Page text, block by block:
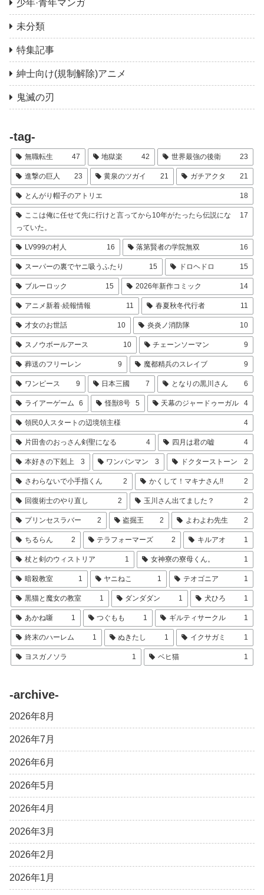
少年·青年マンガ
未分類
特集記事
紳士向け(規制解除)アニメ
鬼滅の刃
-tag-
無職転生 47 地獄楽 42 世界最強の後衛 23
進撃の巨人 23 黄泉のツガイ 21 ガチアクタ 21
とんがり帽子のアトリエ 18
ここは俺に任せて先に行けと言ってから10年がたったら伝説にな
っていた。
17
LV999の村人 16 落第賢者の学院無双 16
スーパーの裏でヤニ吸うふたり 15 ドロヘドロ 15
ブルーロック 15 2026年新作コミック 14
アニメ新着·続報情報 11 春夏秋冬代行者 11
才女のお世話 10 炎炎ノ消防隊 10
スノウボールアース 10 チェーンソーマン 9
葬送のフリーレン 9 魔都精兵のスレイブ 9
ワンピース 9 日本三國 7 となりの黒川さん 6
ライアーゲーム 6 怪獣8号 5 天幕のジャードゥーガル 4
領民0人スタートの辺境領主様 4
片田舎のおっさん剣聖になる 4 四月は君の嘘 4
本好きの下剋上 3 ワンパンマン 3 ドクターストーン 2
さわらないで小手指くん 2 かくして！マキナさん!! 2
回復術士のやり直し 2 玉川さん出てました？ 2
プリンセスラバー 2 盗掘王 2 よわよわ先生 2
ちるらん 2 テラフォーマーズ 2 キルアオ 1
杖と剣のウィストリア 1 女神寮の寮母くん。 1
暗殺教室 1 ヤニねこ 1 テオゴニア 1
黒猫と魔女の教室 1 ダンダダン 1 犬ひろ 1
あかね噺 1 つぐもも 1 ギルティサークル 1
終末のハーレム 1 ぬきたし 1 イクサガミ 1
ヨスガノソラ 1 ベヒ猫 1
-archive-
2026年8月
2026年7月
2026年6月
2026年5月
2026年4月
2026年3月
2026年2月
2026年1月